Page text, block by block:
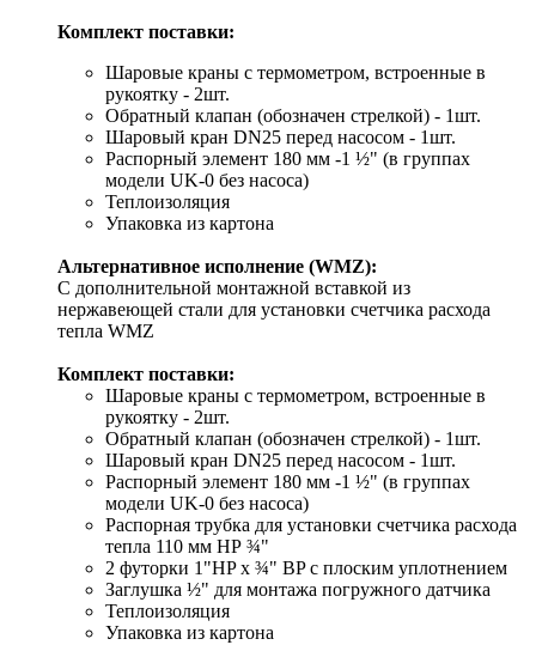
Комплект поставки:
Шаровые краны с термометром, встроенные в
рукоятку - 2шт.
Обратный клапан (обозначен стрелкой) - 1шт.
Шаровый кран DN25 перед насосом - 1шт.
Распорный элемент 180 мм -1 ½" (в группах
модели UK-0 без насоса)
Теплоизоляция
Упаковка из картона
Альтернативное исполнение (WMZ):
С дополнительной монтажной вставкой из
нержавеющей стали для установки счетчика расхода
тепла WMZ
Комплект поставки:
Шаровые краны с термометром, встроенные в
рукоятку - 2шт.
Обратный клапан (обозначен стрелкой) - 1шт.
Шаровый кран DN25 перед насосом - 1шт.
Распорный элемент 180 мм -1 ½" (в группах
модели UK-0 без насоса)
Распорная трубка для установки счетчика расхода
тепла 110 мм НР ¾"
2 футорки 1"HP x ¾" BP с плоским уплотнением
Заглушка ½" для монтажа погружного датчика
Теплоизоляция
Упаковка из картона